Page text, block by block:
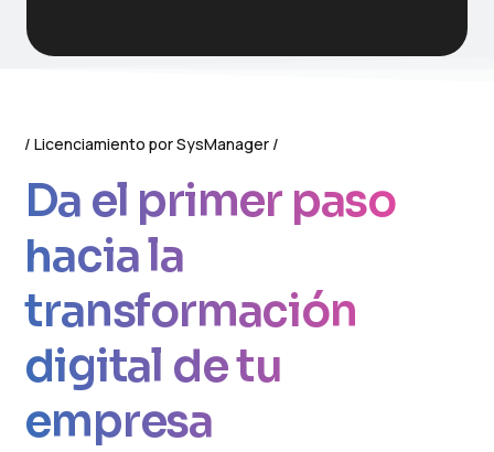
Licenciamiento por SysManager
Da el primer paso
hacia la
transformación
digital de tu
empresa